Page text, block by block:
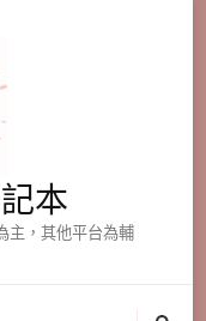
本
主，其他平台為輔